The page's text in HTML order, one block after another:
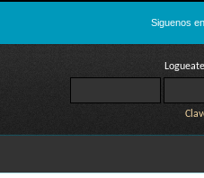
Siguenos